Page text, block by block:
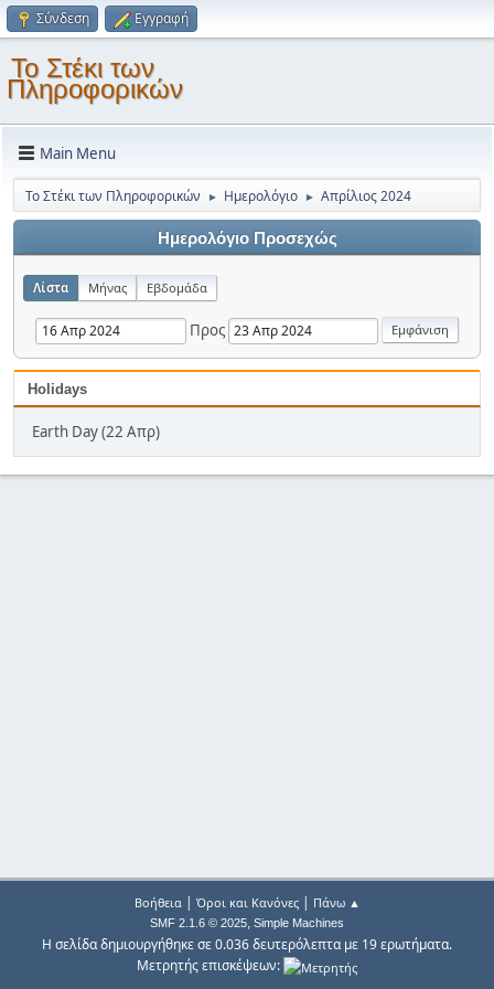
Σύνδεση Εγγραφή
Το Στέκι των
Πληροφορικών
Main Menu
Το Στέκι των Πληροφορικών ► Ημερολόγιο ► Απρίλιος 2024
Ημερολόγιο Προσεχώς
Λίστα Μήνας Εβδομάδα
Προς
Holidays
Earth Day (22 Απρ)
Βοήθεια| Όροι και Κανόνες| Πάνω ▲
SMF 2.1.6 © 2025, Simple Machines
Η σελίδα δημιουργήθηκε σε 0.036 δευτερόλεπτα με 19 ερωτήματα.
Μετρητής επισκέψεων: